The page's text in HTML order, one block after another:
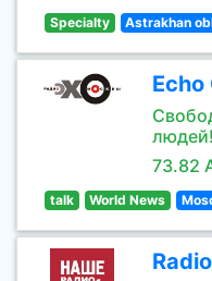
Specialty Astrakhan
людей!
73.82
talk World News